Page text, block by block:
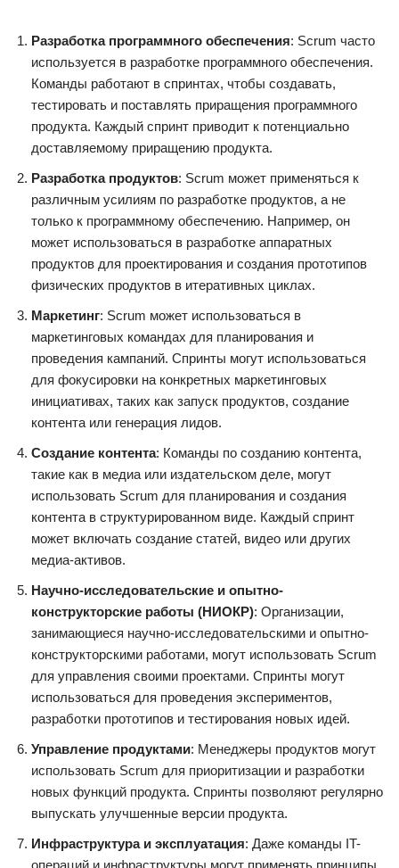
Разработка программного обеспечения: Scrum часто
используется в разработке программного обеспечения.
Команды работают в спринтах, чтобы создавать,
тестировать и поставлять приращения программного
продукта. Каждый спринт приводит к потенциально
доставляемому приращению продукта.
Разработка продуктов: Scrum может применяться к
различным усилиям по разработке продуктов, а не
только к программному обеспечению. Например, он
может использоваться в разработке аппаратных
продуктов для проектирования и создания прототипов
физических продуктов в итеративных циклах.
Маркетинг: Scrum может использоваться в
маркетинговых командах для планирования и
проведения кампаний. Спринты могут использоваться
для фокусировки на конкретных маркетинговых
инициативах, таких как запуск продуктов, создание
контента или генерация лидов.
Создание контента: Команды по созданию контента,
такие как в медиа или издательском деле, могут
использовать Scrum для планирования и создания
контента в структурированном виде. Каждый спринт
может включать создание статей, видео или других
медиа-активов.
Научно-исследовательские и опытно-
конструкторские работы (НИОКР): Организации,
занимающиеся научно-исследовательскими и опытно-
конструкторскими работами, могут использовать Scrum
для управления своими проектами. Спринты могут
использоваться для проведения экспериментов,
разработки прототипов и тестирования новых идей.
Управление продуктами: Менеджеры продуктов могут
использовать Scrum для приоритизации и разработки
новых функций продукта. Спринты позволяют регулярно
выпускать улучшенные версии продукта.
Инфраструктура и эксплуатация: Даже команды IT-
операций и инфраструктуры могут применять принципы